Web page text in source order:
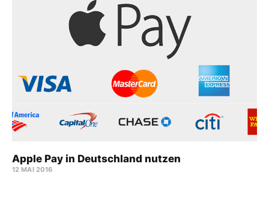
Apple Pay in Deutschland nutzen
12 MAI 2016